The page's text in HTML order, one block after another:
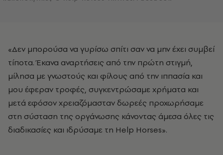
«Δεν μπορούσα να γυρίσω σπίτι σαν να μην έχει συμβεί
τίποτα. Έκανα αναρτήσεις από την πρώτη στιγμή,
μίλησα με γνωστούς και φίλους από την ιππασία και
μου έφεραν τροφές, συγκεντρώσαμε χρήματα και
μετά εφόσον χρειαζόμασταν δωρεές προχωρήσαμε
στη σύσταση της οργάνωσης κάνοντας άμεσα όλες τις
διαδικασίες και ιδρύσαμε τη Help Horses».